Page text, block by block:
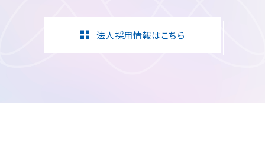
法人採用情報はこちら